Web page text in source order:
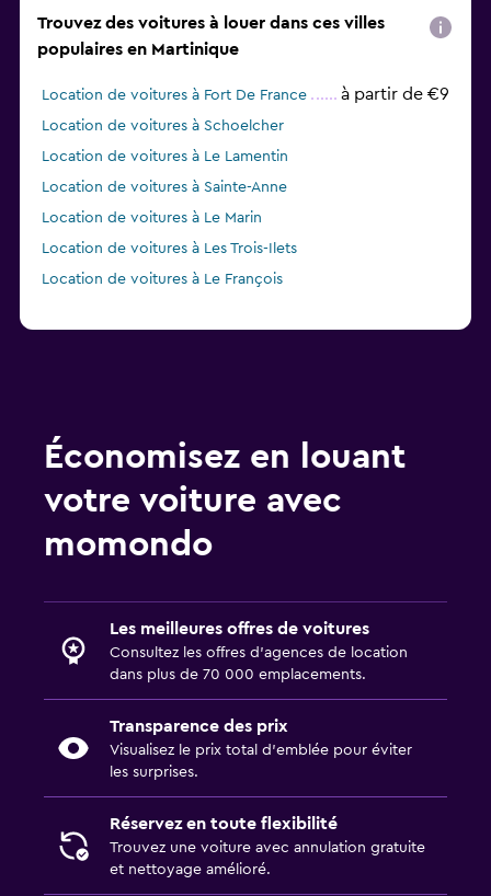
Trouvez des voitures à louer dans ces villes
populaires en Martinique
Location de voitures à Fort De France à partir de €9
Location de voitures à Schoelcher
Location de voitures à Le Lamentin
Location de voitures à Sainte-Anne
Location de voitures à Le Marin
Location de voitures à Les Trois-Ilets
Location de voitures à Le François
Économisez en louant
votre voiture avec
momondo
Les meilleures offres de voitures
Consultez les offres d’agences de location
dans plus de 70 000 emplacements.
Transparence des prix
Visualisez le prix total d’emblée pour éviter
les surprises.
Réservez en toute flexibilité
Trouvez une voiture avec annulation gratuite
et nettoyage amélioré.